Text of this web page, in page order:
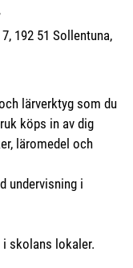
192 51 Sollentuna,
lärverktyg som du
köps in av dig
läromedel och
i
lokaler.